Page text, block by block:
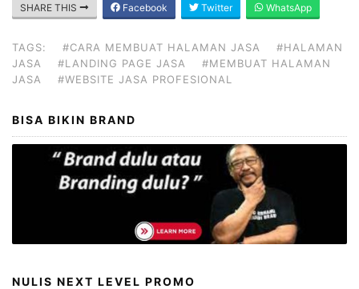
SHARE THIS Facebook Twitter WhatsApp
TAGS: #CARA MEMBUAT HALAMAN JASA
#HALAMAN
JASA
#LANDING PAGE JASA
#MEMBUAT HALAMAN
JASA
#WEBSITE JASA PROFESIONAL
BISA BIKIN BRAND
NULIS NEXT LEVEL PROMO